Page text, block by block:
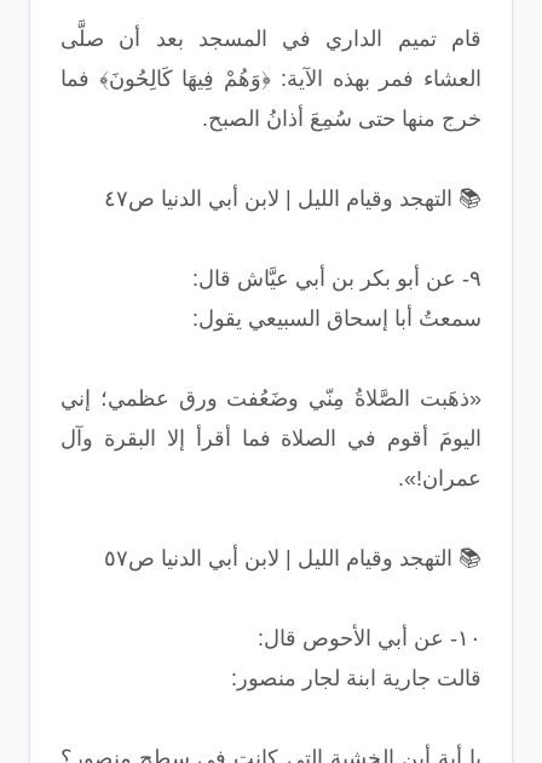
قام تميم الداري في المسجد بعد أن صلَّى
العشاء فمر بهذه الآية: ﴿وَهُمْ فِيهَا كَالِحُونَ﴾ فما
خرج منها حتى سُمِعَ أذانُ الصبح.
📚 التهجد وقيام الليل | لابن أبي الدنيا ص٤٧
٩- عن أبو بكر بن أبي عيَّاش قال:
سمعتُ أبا إسحاق السبيعي يقول:
«ذهَبت الصَّلاةُ مِنّي وضَعُفت ورق عظمي؛ إني
اليومَ أقوم في الصلاة فما أقرأ إلا البقرة وآل
عمران!».
📚 التهجد وقيام الليل | لابن أبي الدنيا ص٥٧
١٠- عن أبي الأحوص قال:
قالت جارية ابنة لجار منصور: